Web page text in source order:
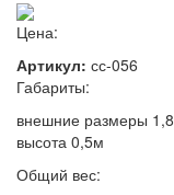
Цена:
Артикул: сс-056
Габариты:
внешние размеры
высота 0,5м
Общий вес: